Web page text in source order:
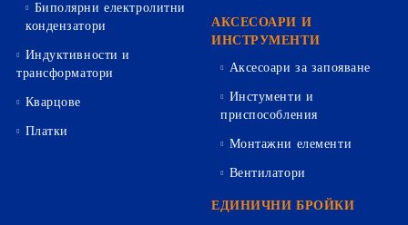
Биполярни електролитни
кондензатори
Индуктивности и
трансформатори
Кварцове
Платки
АКСЕСОАРИ И
ИНСТРУМЕНТИ
Аксесоари за запояване
Инстументи и
приспособления
Монтажни елементи
Вентилатори
ЕДИНИЧНИ БРОЙКИ